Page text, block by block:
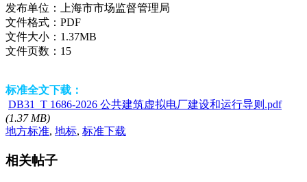
发布单位：
上海市市场监督管理局
文件格式： PDF
文件大小： 1.37MB
文件页数： 15
标准全文下载：
DB31_T 1686-2026 公共建筑虚拟电厂建设和运行导则.pdf
(1.37 MB)
地方标准, 地标, 标准下载
相关帖子